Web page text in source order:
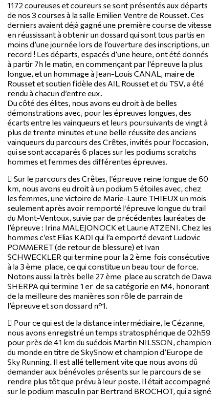
1172 coureuses et coureurs se sont présentés aux départs
de nos 3 courses à la salle Emilien Ventre de Rousset. Ces
derniers avaient déjà gagné une première course de vitesse
en réussissant à obtenir un dossard qui sont tous partis en
moins d’une journée lors de l’ouverture des inscriptions, un
record ! Les départs, espacés d’une heure, ont été donnés
à partir 7h le matin, en commençant par l’épreuve la plus
longue, et un hommage à Jean-Louis CANAL, maire de
Rousset et soutien fidèle des AIL Rousset et du TSV, a été
rendu à chacun d’entre eux.
Du côté des élites, nous avons eu droit à de belles
démonstrations avec, pour les épreuves longues, des
écarts entre les vainqueurs et leurs poursuivants de vingt à
plus de trente minutes et une belle réussite des anciens
vainqueurs du parcours des Crêtes, invités pour l’occasion,
qui se sont accaparés 6 places sur les podiums scratchs
hommes et femmes des différentes épreuves.
 Sur le parcours des Crêtes, l’épreuve reine longue de 60
km, nous avons eu droit à un podium 5 étoiles avec, chez
les femmes, une victoire de Marie-Laure THIEUX un mois
seulement après avoir remporté l’épreuve longue du trail
du Mont-Ventoux, suivie par de précédentes lauréates de
l’épreuve : Irina MALEJONOCK et Laurie ATZENI. Chez les
hommes c’est Elias KADI qui l’a emporté devant Ludovic
POMMERET (de retour de blessure) et Ivan
SCHWECKLER qui termine pour la 2 ème fois consécutive
à la 3 ème place, ce qui constitue un beau tour de force.
Notons aussi la très belle 27 ème place au scratch de Dawa
SHERPA qui termine 1 er de sa catégorie en M4, honorant
de la meilleure des manières son rôle de parrain de
l’épreuve et son dossard n°1.
 Pour ce qui est de la distance intermédiaire, le Cézanne,
nous avons enregistré un temps stratosphérique de 02h59
pour près de 41 km du suédois Martin NILSSON, champion
du monde en titre de SkySnow et champion d’Europe de
Sky Running. Il est allé tellement vite que nous avons dû
demander aux bénévoles présents sur le parcours de se
rendre plus tôt que prévu à leur poste. Il était accompagné
sur le podium masculin par Bertrand BROCHOT, qui a signé